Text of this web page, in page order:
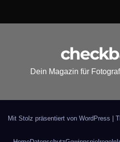
Dein Magazin für
Mit Stolz präsentiert von WordPress